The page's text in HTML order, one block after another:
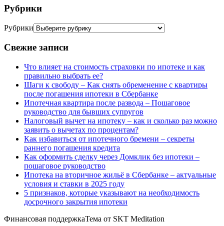
Рубрики
Рубрики
Свежие записи
Что влияет на стоимость страховки по ипотеке и как
правильно выбрать ее?
Шаги к свободу – Как снять обременение с квартиры
после погашения ипотеки в Сбербанке
Ипотечная квартира после развода – Пошаговое
руководство для бывших супругов
Налоговый вычет на ипотеку – как и сколько раз можно
заявить о вычетах по процентам?
Как избавиться от ипотечного бремени – секреты
раннего погашения кредита
Как оформить сделку через Домклик без ипотеки –
пошаговое руководство
Ипотека на вторичное жильё в Сбербанке – актуальные
условия и ставки в 2025 году
5 признаков, которые указывают на необходимость
досрочного закрытия ипотеки
Финансовая поддержкаТема от SKT Meditation